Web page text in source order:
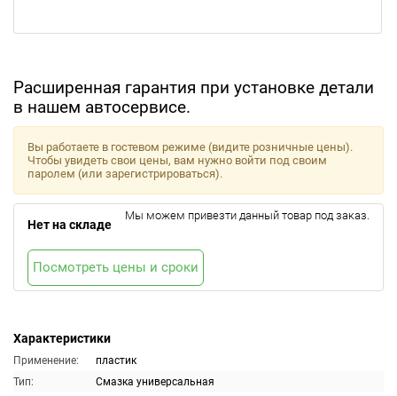
Расширенная гарантия при установке детали
в нашем автосервисе.
Характеристики
Применение:
пластик
Тип:
Смазка универсальная
Вы работаете в гостевом режиме (видите розничные цены).
Чтобы увидеть свои цены, вам нужно войти под своим
паролем (или зарегистрироваться).
Нет на складе
Мы можем привезти данный товар под заказ.
Посмотреть цены и сроки